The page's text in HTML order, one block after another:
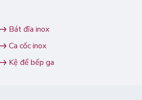
Bát đĩa inox
Ca cốc inox
Kệ để bếp ga